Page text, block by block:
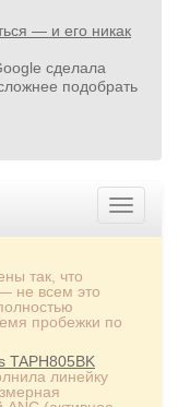
— и его никак
сделала
подобрать
так, что
не всем это
пробежки по
TAPH805BK
линейку